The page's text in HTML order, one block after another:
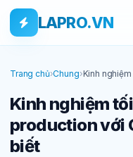
Skip to main content
Bỏ qua tới nội dung
LAPRO.VN
Trang chủ›Chung›Kinh
Kinh nghiệm
production với
biết